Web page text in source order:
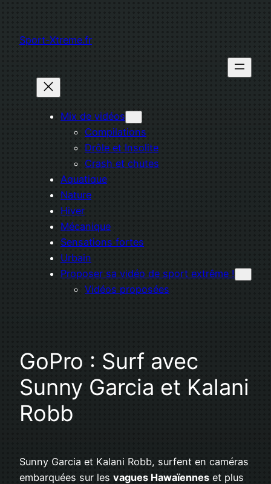
contenu
Sport-Xtreme.fr
Mix de vidéos
Compilations
Drôle et Insolite
Crash et chutes
Aquatique
Nature
Hiver
Mécanique
Sensations fortes
Urbain
Proposer sa vidéo de sport extrême !
Vidéos proposées
GoPro : Surf avec
Sunny Garcia et Kalani
Robb
Sunny Garcia et Kalani Robb, surfent en caméras
embarquées sur les vagues Hawaïennes et plus